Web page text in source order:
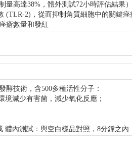
量高達38%，體外測試72小時評估結果）
(TLR-2)，從而抑制角質細胞中的關鍵
瘡數量和發紅
酵技術，含500多種活性分子：
境減少有害菌，減少氧化反應；
體內測試：與空白樣品對照，8分鐘之